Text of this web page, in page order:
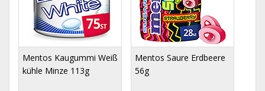
Mentos Kaugummi Weiß
kühle Minze 113g
Mentos Saure Erdbeere
56g